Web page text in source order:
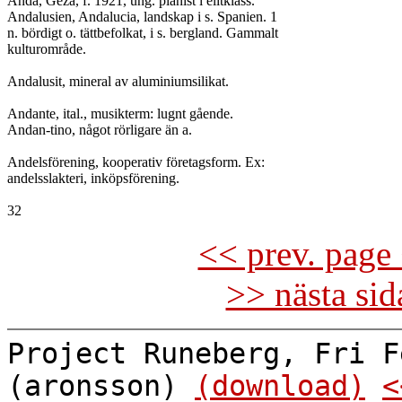
Andalusien, Andalucia, landskap i s. Spanien. 1
n. bördigt o. tättbefolkat, i s. bergland. Gammalt
kulturområde.
Andalusit, mineral av aluminiumsilikat.
Andante, ital., musikterm: lugnt gående.
Andan-tino, något rörligare än a.
Andelsförening, kooperativ företagsform. Ex:
andelsslakteri, inköpsförening.
<< prev.
>> nästa
Project Runeberg, Fri
(aronsson)
(download)